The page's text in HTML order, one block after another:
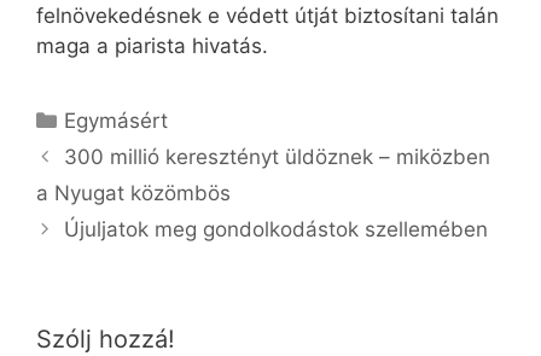
felnövekedésnek e védett útját biztosítani talán
maga a piarista hivatás.
Kategória
Egymásért
300 millió keresztényt üldöznek – miközben
a Nyugat közömbös
Újuljatok meg gondolkodástok szellemében
Szólj hozzá!